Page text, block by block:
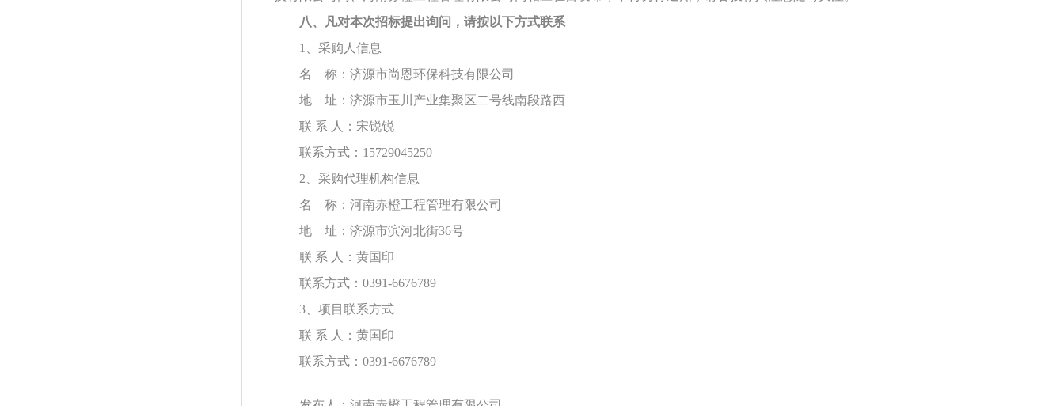
八、凡对本次招标提出询问，请按以下方式联系
1、采购人信息
名
称：济源市尚恩环保科技有限公司
地
址：济源市玉川产业集聚区二号线南段路西
联 系 人：宋锐锐
联系方式： 15729045250
2、采购代理机构信息
名
称：河南赤橙工程管理有限公司
地
址：济源市滨河北街36号
联 系 人：黄国印
联系方式：0391-6676789
3、项目联系方式
联 系 人：黄国印
联系方式：0391-6676789